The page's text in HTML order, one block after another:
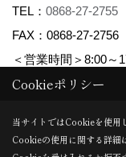
TEL： 0868-27-2755
FAX：0868-27-2756
＜営業時間＞8:00～
Copyright (c) Yamane
Produced byゴデスク
Cookieポリシー
当サイトではCookieを使用
Cookieの使用に関する詳細